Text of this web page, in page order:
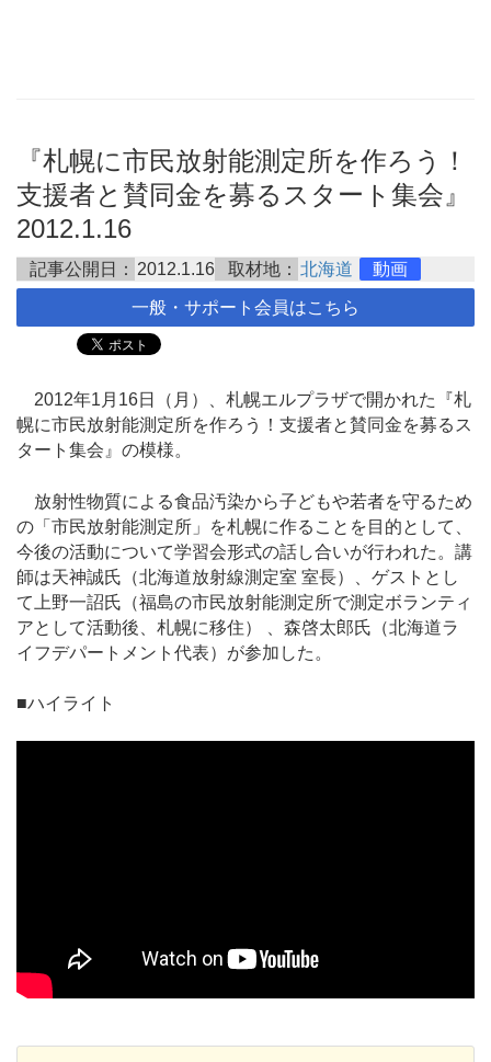
『札幌に市民放射能測定所を作ろう！
支援者と賛同金を募るスタート集会』
2012.1.16
記事公開日： 2012.1.16 取材地： 北海道 動画
一般・サポート会員はこちら
2012年1月16日（月）、札幌エルプラザで開かれた『札
幌に市民放射能測定所を作ろう！支援者と賛同金を募るス
タート集会』の模様。
放射性物質による食品汚染から子どもや若者を守るため
の「市民放射能測定所」を札幌に作ることを目的として、
今後の活動について学習会形式の話し合いが行われた。講
師は天神誠氏（北海道放射線測定室 室長）、ゲストとし
て上野一詔氏（福島の市民放射能測定所で測定ボランティ
アとして活動後、札幌に移住） 、森啓太郎氏（北海道ラ
イフデパートメント代表）が参加した。
■ハイライト